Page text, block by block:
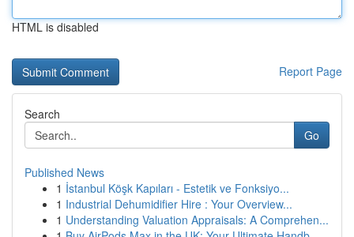
HTML is disabled
Report Page
Search
Go
Published News
1 İstanbul Köşk Kapıları - Estetik ve Fonksiyo...
1 Industrial Dehumidifier Hire : Your Overview...
1 Understanding Valuation Appraisals: A Comprehen...